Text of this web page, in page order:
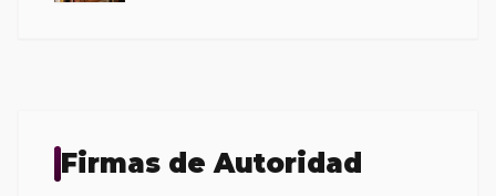
Firmas de Autoridad